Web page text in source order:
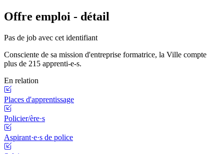
Offre emploi - détail
Pas de job avec cet identifiant
Consciente de sa mission d'entreprise formatrice, la Ville compte
plus de 215 apprenti-e-s.
En relation
Places d'apprentissage
Policier/ère·s
Aspirant·e·s de police